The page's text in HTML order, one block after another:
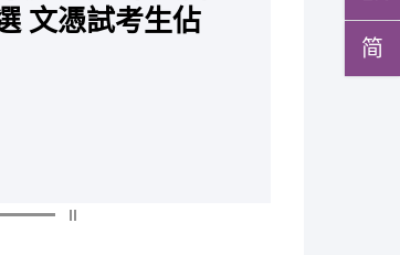
简
文憑試考生佔
者輪候診症時
生領域唯一香港
放眼世界 裝備
人工受孕流產
保護療法
癌細胞耐藥性
肺癌有望變成
可與病共存
教研最高榮譽
講座獎
中風康復情況